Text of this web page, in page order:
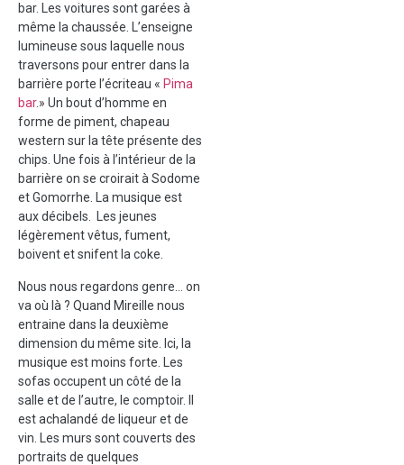
bar. Les voitures sont garées à
même la chaussée. L’enseigne
lumineuse sous laquelle nous
traversons pour entrer dans la
barrière porte l’écriteau « Pima
bar.» Un bout d’homme en
forme de piment, chapeau
western sur la tête présente des
chips. Une fois à l’intérieur de la
barrière on se croirait à Sodome
et Gomorrhe. La musique est
aux décibels. Les jeunes
légèrement vêtus, fument,
boivent et snifent la coke.
Nous nous regardons genre… on
va où là ? Quand Mireille nous
entraine dans la deuxième
dimension du même site. Ici, la
musique est moins forte. Les
sofas occupent un côté de la
salle et de l’autre, le comptoir. Il
est achalandé de liqueur et de
vin. Les murs sont couverts des
portraits de quelques